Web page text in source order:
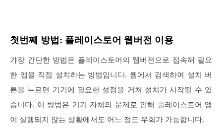
첫번째 방법: 플레이스토어 웹버전 이용
가장 간단한 방법은 플레이스토어의 웹버전으로 접속해 필요
한 앱을 직접 설치하는 방법입니다. 웹에서 검색하여 설치 버
튼을 누르면 기기에 필요한 설정을 거쳐 설치가 시작될 수 있
습니다. 이 방법은 기기 자체의 문제로 인해 플레이스토어 앱
이 실행되지 않는 상황에서도 어느 정도 우회가 가능합니다.